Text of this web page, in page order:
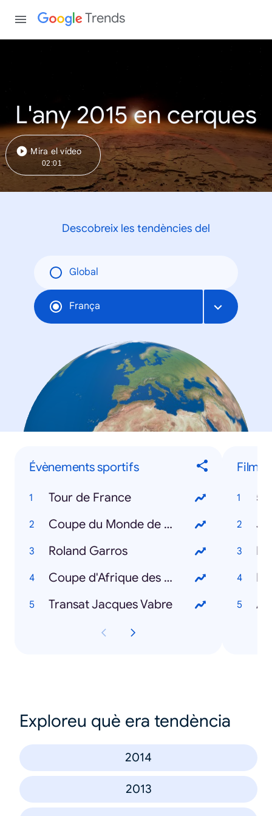
Trends
L'any 2015 en cerques
Mira el vídeo
02:01
Descobreix les tendències del
Global
França
Évènements sportifs
Tour de France
Coupe du Monde de Rugby
Roland Garros
Coupe d'Afrique des nations
Transat Jacques Vabre
Films
Exploreu què era tendència
2014
2013